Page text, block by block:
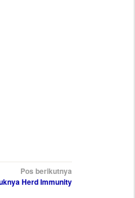
Pos berikutnya
Herd Immunity